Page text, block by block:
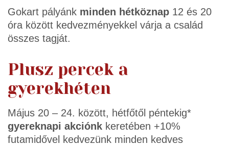
Gokart pályánk minden hétköznap 12 és 20
óra között kedvezményekkel várja a család
összes tagját.
Plusz percek a
gyerekhéten
Május 20 – 24. között, hétfőtől péntekig*
gyereknapi akciónk keretében +10%
futamidővel kedvezünk minden kedves